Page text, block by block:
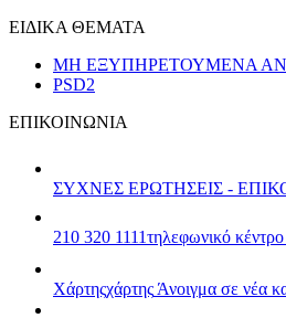
ΕΙΔΙΚΑ ΘΕΜΑΤΑ
ΜΗ ΕΞΥΠΗΡΕΤΟΥΜΕΝΑ
PSD2
ΕΠΙΚΟΙΝΩΝΙΑ
ΣΥΧΝΕΣ ΕΡΩΤΗΣΕΙΣ -
210 320 1111τηλεφωνικό
Χάρτηςχάρτης Άνοιγμα σε νέα